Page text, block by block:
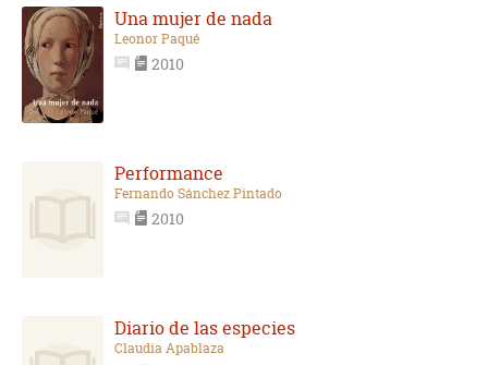
Una mujer de nada
Leonor Paqué
2010
Performance
Fernando Sánchez Pintado
2010
Diario de las especies
Claudia Apablaza